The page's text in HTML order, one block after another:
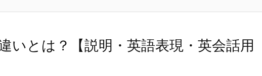
いとは？【説明・英語表現・英会話用